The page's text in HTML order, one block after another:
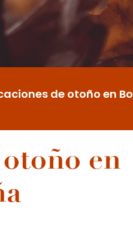
de otoño en
en